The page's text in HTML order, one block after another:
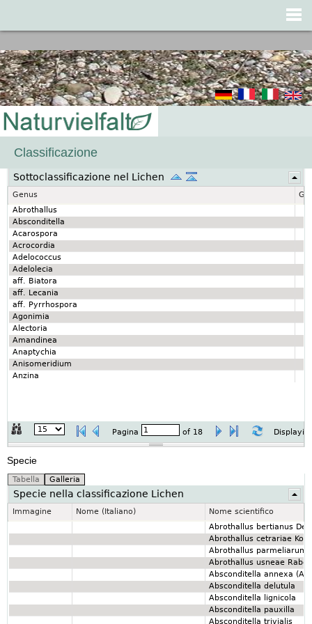
Classificazione
Sottoclassificazione nel Lichen
Genus
Abrothallus
Absconditella
Acarospora
Acrocordia
Adelococcus
Adelolecia
aff. Biatora
aff. Lecania
aff. Pyrrhospora
Agonimia
Alectoria
Amandinea
Anaptychia
Anisomeridium
Anzina
Pagina of 18
Specie
Specie nella classificazione Lichen
Immagine Nome (Italiano)
Nome scientifico
Abrothallus bertianus De
Abrothallus cetrariae
Abrothallus parmeliarum
Abrothallus usneae
Absconditella annexa
Absconditella delutula
Absconditella lignicola
Absconditella pauxilla
Absconditella trivialis